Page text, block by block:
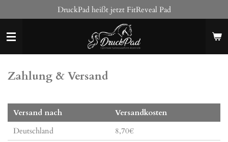
Hauptinhalt
springen
DruckPad heißt jetzt FitReveal Pad
Zahlung & Versand
Versand nach
Versandkosten
Deutschland
8,70€